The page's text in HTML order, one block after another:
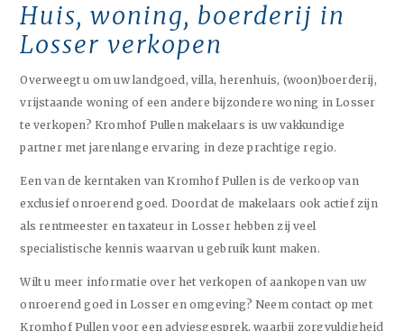
Huis, woning, boerderij in
Losser verkopen
Overweegt u om uw landgoed, villa, herenhuis, (woon)boerderij,
vrijstaande woning of een andere bijzondere woning in Losser
te verkopen? Kromhof Pullen makelaars is uw vakkundige
partner met jarenlange ervaring in deze prachtige regio.
Een van de kerntaken van Kromhof Pullen is de verkoop van
exclusief onroerend goed. Doordat de makelaars ook actief zijn
als rentmeester en taxateur in Losser hebben zij veel
specialistische kennis waarvan u gebruik kunt maken.
Wilt u meer informatie over het verkopen of aankopen van uw
onroerend goed in Losser en omgeving? Neem contact op met
Kromhof Pullen voor een adviesgesprek, waarbij zorgvuldigheid